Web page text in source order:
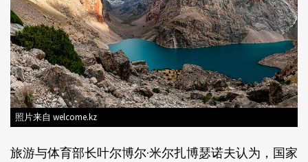
照片来自 welcome.kz
旅游与体育部长叶尔博尔·米尔扎博瑟诺夫认为，国家